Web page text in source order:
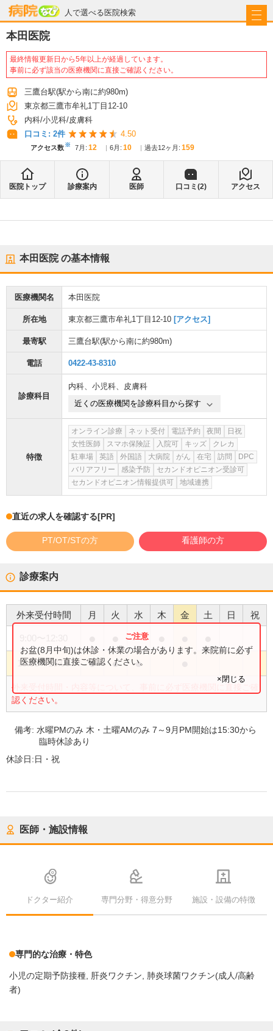
人で選べる医院検索
病院なび
本田医院
最終情報更新日から5年以上が経過しています。
事前に必ず該当の医療機関に直接ご確認ください。
三鷹台駅(駅から南に約980m)
東京都三鷹市牟礼1丁目12-10
内科 小児科 皮膚科
口コミ: 2件 4.50
アクセス数※ 7月 : 12 6月 : 10 過去12ヶ月: 159
医院トップ 診療案内 医師 口コミ(2) アクセス
本田医院の基本情報
医療機関名 本田医院
所在地 東京都三鷹市牟礼1丁目12-10 [アクセス]
最寄駅 三鷹台駅(駅から南に約980m)
電話 0422-43-8310
診療科目
内科、 小児科、 皮膚科
近くの医療機関を診療科目から探す
特徴
オンライン診療 ネット受付 電話予約 夜間
日祝
女性医師
スマホ保険証 入院可 キッズ
クレカ
駐車場
英語 外国語 大病院 がん 在宅 訪問
DPC
バリアフリー
感染予防
セカンドオピニオン受診可
セカンドオピニオン情報提供可
地域連携
直近の求人を確認する[PR]
PT/OT/STの方 看護師の方
診療案内
外来受付時間 月 火 水 木 金 土 日 祝
15:00〜18:00 ● ● ●
外来受付時間・内容等について、事前に必ず医療機関に直接ご確
認ください。
お盆(8月中旬)は休診・休業の場合があります。来院前に必ず
医療機関に直接ご確認ください。
×閉じる
備考:水曜PMのみ 木・土曜AMのみ 7～9月PM開始は15:30から
臨時休診あり
休診日:日・祝
医師・施設情報
ドクター紹介 専門分野・得意分野 施設・設備の特徴
専門的な治療・特色
小児の定期予防接種 肝炎ワクチン
肺炎球菌ワクチン(成人/高齢
者)